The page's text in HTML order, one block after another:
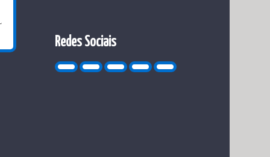
Redes Sociais